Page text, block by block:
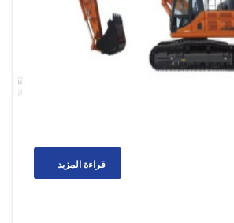
قراءة المزيد